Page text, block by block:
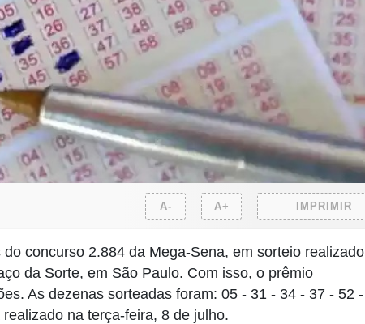
A- A+ IMPRIMIR
concurso 2.884 da Mega-Sena, em sorteio realizado
da Sorte, em São Paulo. Com isso, o prêmio
As dezenas sorteadas foram: 05 - 31 - 34 - 37 - 52 -
na terça-feira, 8 de julho.